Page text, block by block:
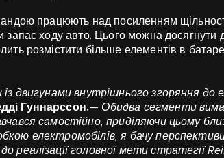
працюють над посиленням
запас ходу авто. Цього можна
розмістити більше елементів в
із двигунами внутрішнього згоряння
Гуннарссон.— Обидва сегменти
самостійно, приділяючи цьому
електромобілів, я бачу
реалізації головної мети стратегії